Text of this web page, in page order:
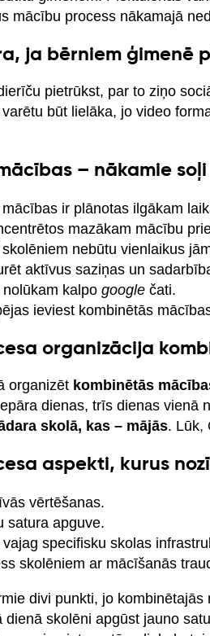
mācību process nākamajā
ja bērniem ģimenē
pietrūkst, par to ziņo
būt lielāka, jo video
– nākamie soļi
ir plānotas ilgākam
mazākam mācību
nebūtu vienlaikus
aktīvus saziņas un
kalpo googlečati.
ieviest kombinētās
organizācija
organizēt kombinētās
dienas, trīs dienas vienā
skolā, kas – mājās. Lūk,
aspekti, kurus
vērtēšanas.
satura apguve.
specifisku skolas
skolēniem ar mācīšanās
divi punkti, jo
dienā skolēni apgūst jauno